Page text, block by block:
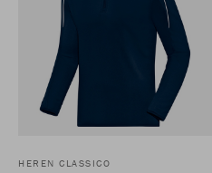
HEREN CLASSICO